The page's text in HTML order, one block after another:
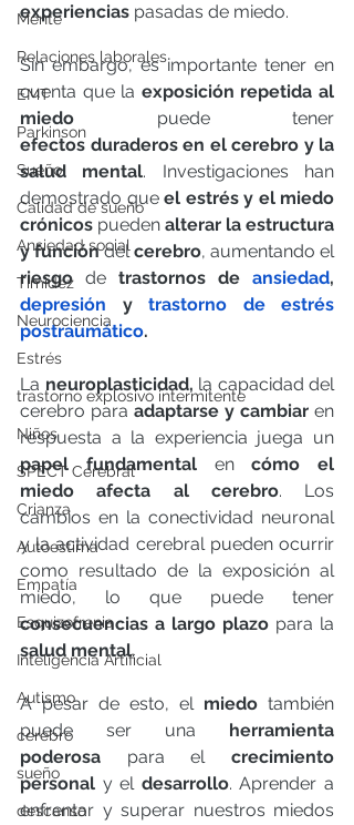
Mente
Relaciones laborales
EMT
Parkinson
Sueño
Calidad de sueño
Ansiedad social
Timidez
Neurociencia
Estrés
trastorno explosivo intermitente
Niños
SPECT Cerebral
Crianza
Autoestima
Empatía
Esquizofrenia
Inteligencia Artificial
Autismo
cerebro
sueño
descanso
experiencias pasadas de miedo.
Sin embargo, es importante tener en
cuenta que la exposición repetida al
miedo
efectos duraderos en el cerebro y la
salud mental. Investigaciones han
demostrado que el estrés y el miedo
crónicos pueden alterar la estructura
y función del cerebro
, aumentando el
riesgo de trastornos de ansiedad
depresión y trastorno de estrés
postraumático.
La neuroplasticidad, la capacidad del
cerebro para adaptarse y cambiar en
papel fundamental en cómo el
miedo afecta al cerebro. Los
cambios en la conectividad neuronal
y la actividad cerebral pueden ocurrir
como resultado de la exposición al
consecuencias a largo plazo
salud mental.
A pesar de esto, el miedo también
puede ser una herramienta
poderosa para el crecimiento
personal y el desarrollo. Aprender a
enfrentar y superar nuestros miedos